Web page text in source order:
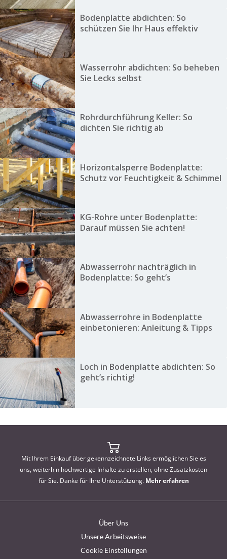
Bodenplatte abdichten: So
schützen Sie Ihr Haus effektiv
Wasserrohr abdichten: So beheben
Sie Lecks selbst
Rohrdurchführung Keller: So
dichten Sie richtig ab
Horizontalsperre Bodenplatte:
Schutz vor Feuchtigkeit & Schimmel
KG-Rohre unter Bodenplatte:
Darauf müssen Sie achten!
Abwasserrohr nachträglich in
Bodenplatte: So geht’s
Abwasserrohre in Bodenplatte
einbetonieren: Anleitung & Tipps
Loch in Bodenplatte abdichten: So
geht’s richtig!
Mit Ihrem Einkauf über gekennzeichnete Links ermöglichen Sie es
uns, weiterhin hochwertige Inhalte zu erstellen, ohne Zusatzkosten
für Sie. Danke für Ihre Unterstützung. Mehr erfahren
Über Uns
Unsere Arbeitsweise
Cookie Einstellungen